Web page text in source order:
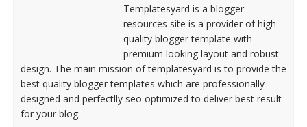
Templatesyard is a blogger
resources site is a provider of high
quality blogger template with
premium looking layout and robust
design. The main mission of templatesyard is to provide the
best quality blogger templates which are professionally
designed and perfectlly seo optimized to deliver best result
for your blog.